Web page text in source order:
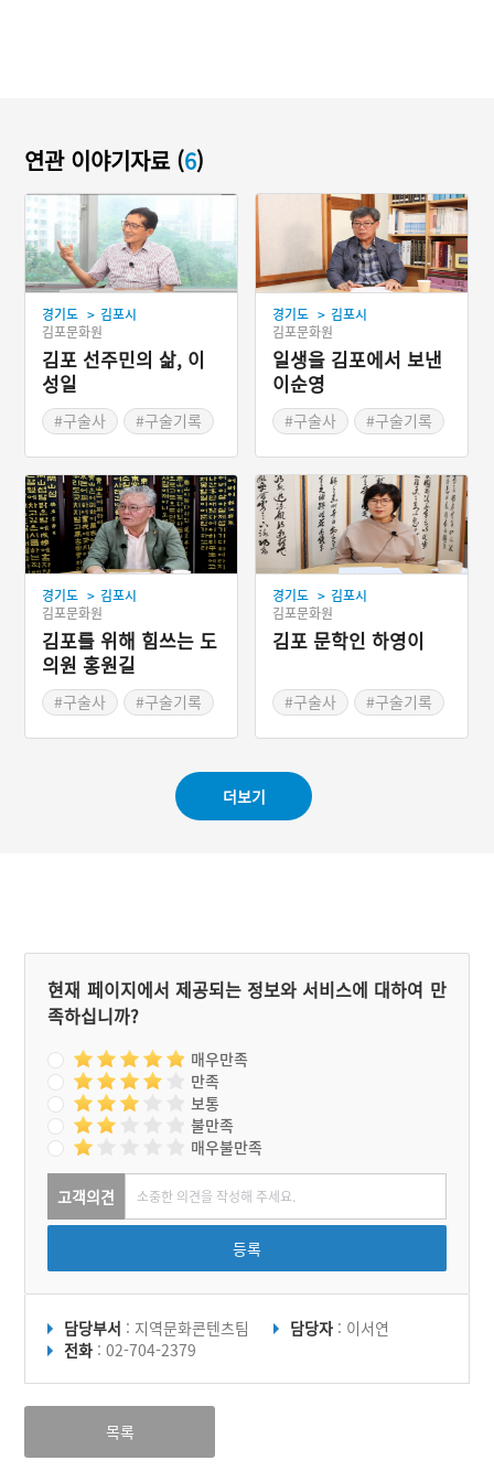
연관 이야기자료 (6)
경기도 > 김포시
김포문화원
김포 선주민의 삶, 이
성일
#구술사
#구술기록
#2022 디지털 생활사 아
카이빙 사업
경기도 > 김포시
김포문화원
일생을 김포에서 보낸
이순영
#구술사
#구술기록
#2022 디지털 생활사 아
카이빙 사업
경기도 > 김포시
김포문화원
김포를 위해 힘쓰는 도
의원 홍원길
#구술사
#구술기록
경기도 > 김포시
김포문화원
김포 문학인 하영이
#구술사
#구술기록
카이빙 사업
더보기
현재 페이지에서 제공되는 정보와 서비스에 대하여 만
족하십니까?
매우만족
만족
보통
불만족
매우불만족
고객의견
등록
담당부서 : 지역문화콘텐츠팀 담당자 : 이서연
전화 : 02-704-2379
목록